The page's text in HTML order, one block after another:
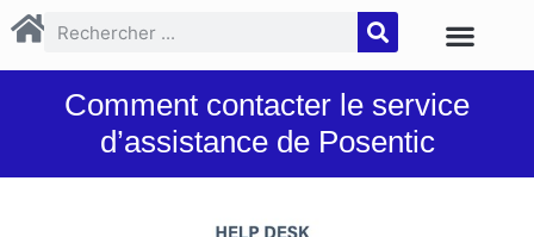
Comment contacter le service
d’assistance de Posentic